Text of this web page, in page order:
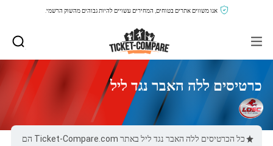
אנו משווים אתרים בטוחים, המחירים עשויים להיות גבוהים מהשוק הרשמי.
כרטיסים ללה האבר נגד ליל
כל הכרטיסים ללה האבר נגד ליל באתר Ticket-Compare.com הם